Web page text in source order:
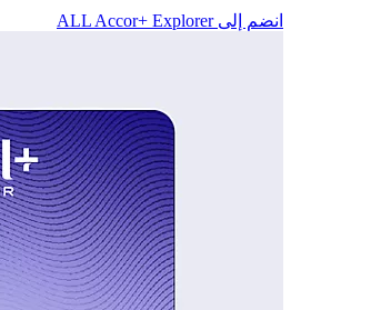
انضم إلى ALL Accor+ Explorer